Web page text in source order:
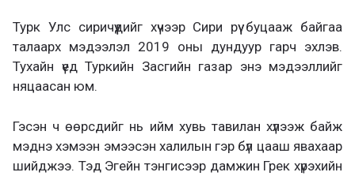
Турк Улс сиричүүдийг хүчээр Сири рүү буцааж байгаа
талаарх мэдээлэл 2019 оны дундуур гарч эхлэв.
Тухайн үед Туркийн Засгийн газар энэ мэдээллийг
няцаасан юм.
Гэсэн ч өөрсдийг нь ийм хувь тавилан хүлээж байж
мэднэ хэмээн эмээсэн халилын гэр бүл цааш явахаар
шийджээ. Тэд Эгейн тэнгисээр дамжин Грек хүрэхийн